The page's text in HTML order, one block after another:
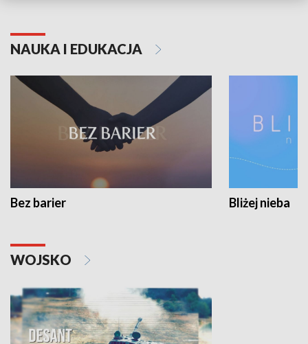
NAUKA I EDUKACJA
Bez barier Bliżej nieba
WOJSKO